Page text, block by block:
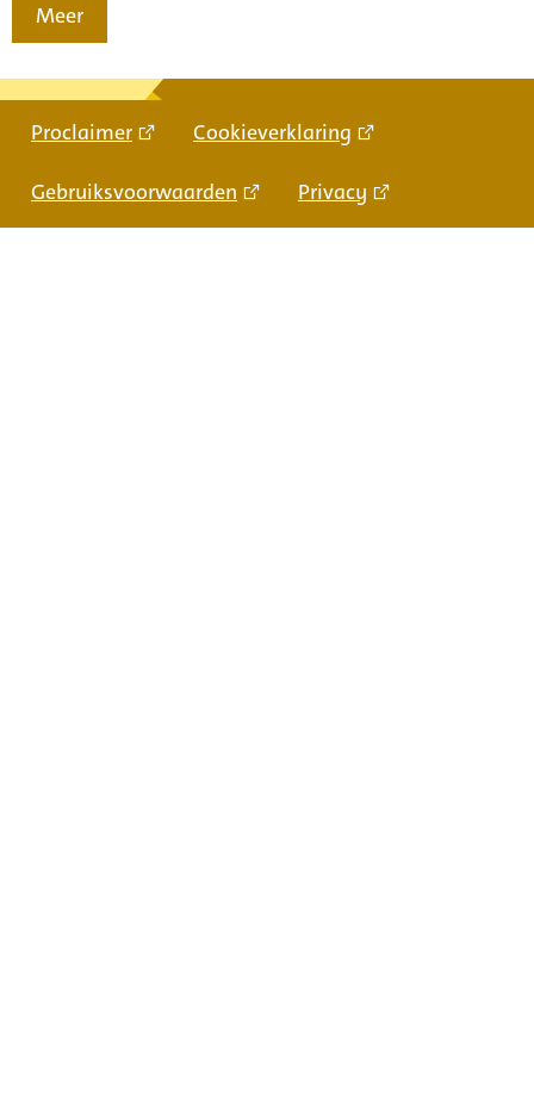
Meer
Proclaimer Cookieverklaring
Gebruiksvoorwaarden Privacy